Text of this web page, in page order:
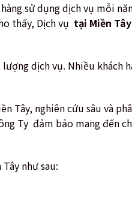
sử dụng dịch vụ mỗi
thấy, Dịch vụ tại Miền Tây
dịch vụ. Nhiều khách
Tây, nghiên cứu sâu và
Ty đảm bảo mang đến
như sau: